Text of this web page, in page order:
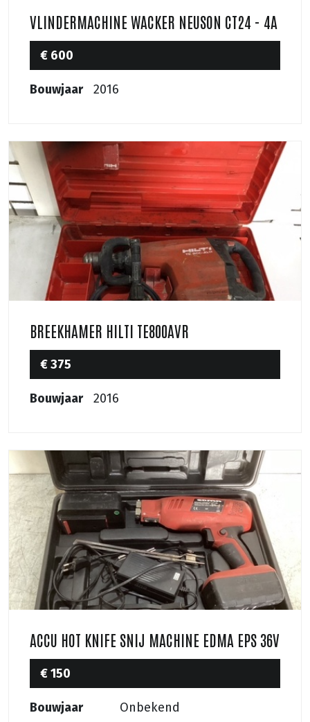
VLINDERMACHINE WACKER NEUSON CT24 - 4A
€ 600
Bouwjaar 2016
BREEKHAMER HILTI TE800AVR
€ 375
Bouwjaar 2016
ACCU HOT KNIFE SNIJ MACHINE EDMA EPS 36V
€ 150
Bouwjaar Onbekend